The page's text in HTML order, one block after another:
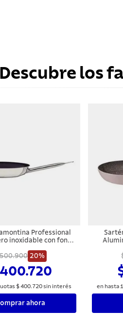
los
Professional
inoxidable con fondo
con mango 26 cm
2,2 L
20%
$ 400.720sin interés
ahora
en hasta 1